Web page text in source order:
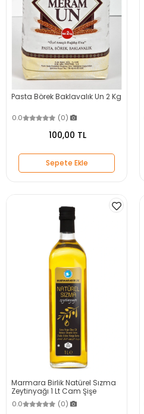
Pasta Börek Baklavalık Un 2 Kg
0.0 (0)
100,00 TL
Sepete Ekle
Marmara Birlik Natürel Sızma
Zeytinyağı 1 Lt Cam Şişe
0.0 (0)